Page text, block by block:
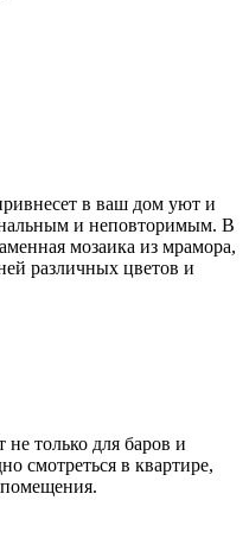
в ваш дом уют и
и неповторимым. В
мозаика из мрамора,
различных цветов и
не только для баров и
смотреться в квартире,